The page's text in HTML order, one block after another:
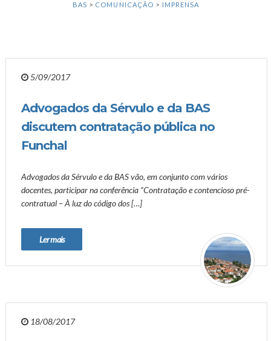
BAS > COMUNICAÇÃO > IMPRENSA
5/09/2017
Advogados da Sérvulo e da BAS
discutem contratação pública no
Funchal
Advogados da Sérvulo e da BAS vão, em conjunto com vários
docentes, participar na conferência “Contratação e contencioso pré-
contratual – À luz do código dos […]
Ler mais
18/08/2017